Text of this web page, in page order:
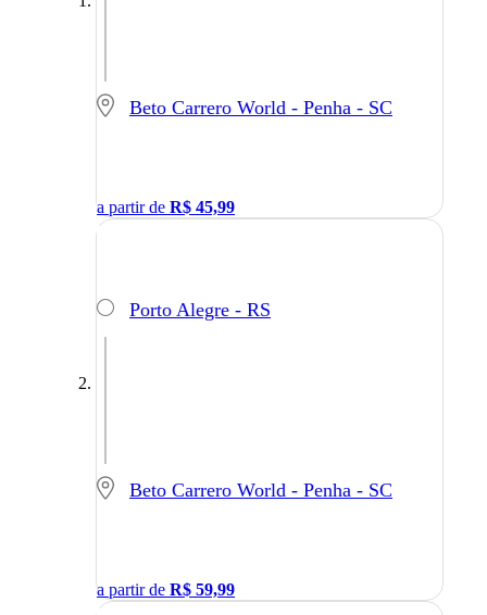
Beto Carrero World - Penha - SC
a partir de R$ 45,99
Porto Alegre - RS
Beto Carrero World - Penha - SC
a partir de R$ 59,99